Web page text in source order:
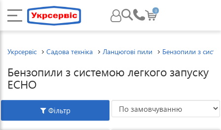
0
Укрсервіс Садова техніка Ланцюгові пили Бензопили з
Бензопили з системою легкого запуску
ECHO
Фільтр